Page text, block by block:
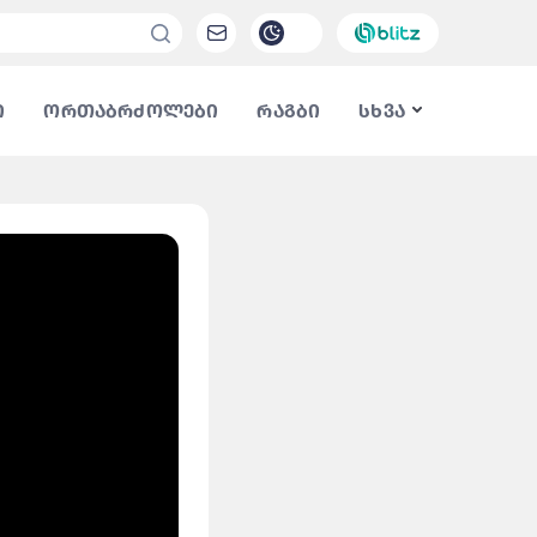
ორთაბრძოლები რაგბი სხვა